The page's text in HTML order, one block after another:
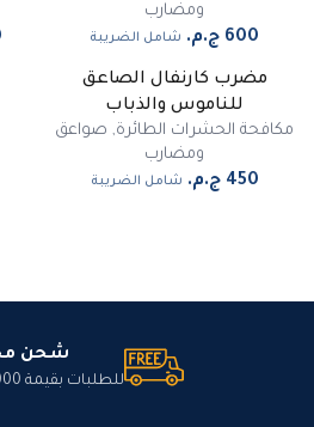
ومضارب
شامل الضريبة
مضرب كارنفال الصاعق
للناموس والذباب
مكافحة الحشرات الطائرة, صواعق
ومضارب
شامل الضريبة
شحن
للطلبات بقيمة 1000 جنيه أو أكثر